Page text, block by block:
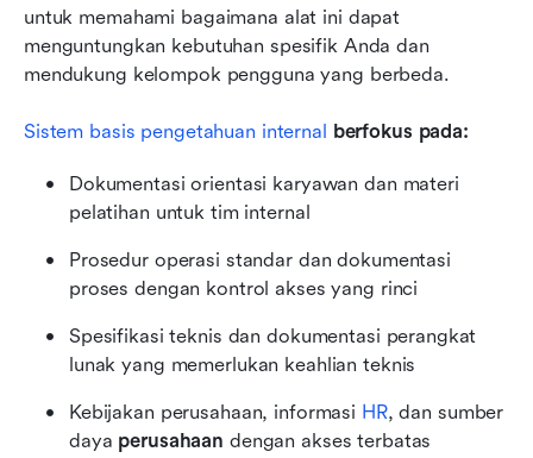
untuk memahami bagaimana alat ini dapat
menguntungkan kebutuhan spesifik Anda dan
mendukung kelompok pengguna yang berbeda.
Sistem basis pengetahuan internal berfokus pada:
Dokumentasi orientasi karyawan dan materi
pelatihan untuk tim internal
Prosedur operasi standar dan dokumentasi
proses dengan kontrol akses yang rinci
Spesifikasi teknis dan dokumentasi perangkat
lunak yang memerlukan keahlian teknis
Kebijakan perusahaan, informasi HR, dan sumber
daya perusahaan dengan akses terbatas